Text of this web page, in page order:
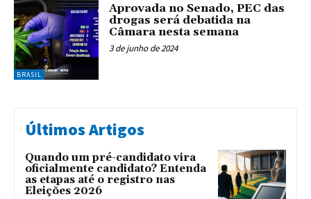
BRASIL
Aprovada no Senado, PEC das
drogas será debatida na
Câmara nesta semana
3 de junho de 2024
Últimos Artigos
Quando um pré-candidato vira
oficialmente candidato? Entenda
as etapas até o registro nas
Eleições 2026